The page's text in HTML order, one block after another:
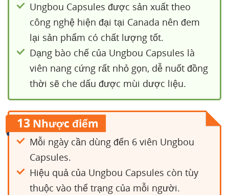
Ungbou Capsules được sản xuất theo
công nghệ hiện đại tại Canada nên đem
lại sản phẩm có chất lượng tốt.
Dạng bào chế của Ungbou Capsules là
viên nang cứng rất nhỏ gọn, dễ nuốt đồng
thời sẽ che dấu được mùi dược liệu.
13 Nhược điểm
Mỗi ngày cần dùng đến 6 viên Ungbou
Capsules.
Hiệu quả của Ungbou Capsules còn tùy
thuộc vào thể trạng của mỗi người.